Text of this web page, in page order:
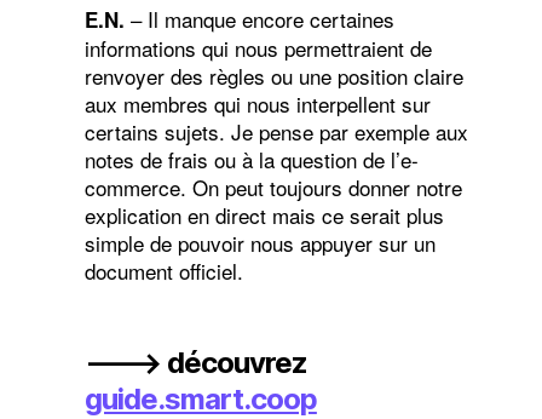
E.N. – Il manque encore certaines
informations qui nous permettraient de
renvoyer des règles ou une position claire
aux membres qui nous interpellent sur
certains sujets. Je pense par exemple aux
notes de frais ou à la question de l’e-
commerce. On peut toujours donner notre
explication en direct mais ce serait plus
simple de pouvoir nous appuyer sur un
document officiel.
🡒 découvrez
guide.smart.coop